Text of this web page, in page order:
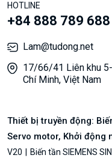
HOTLINE
+84 888 789 688
Lam@tudong.net
17/66/41 Liên khu 5-
Chí Minh, Việt Nam
Thiết bị truyền động:
Servo motor, Khởi động
V20
Biến tần SIEMENS